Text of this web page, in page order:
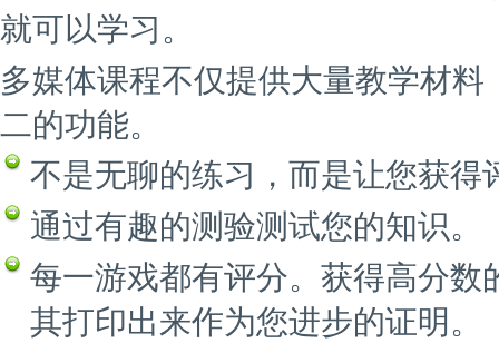
就可以学习。
多媒体课程不仅提供大量教学材
二的功能。
不是无聊的练习，而是让您获得
通过有趣的测验测试您的知识。
每一游戏都有评分。获得高分
其打印出来作为您进步的证明。